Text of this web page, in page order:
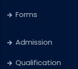
Forms
Admission
Qualification